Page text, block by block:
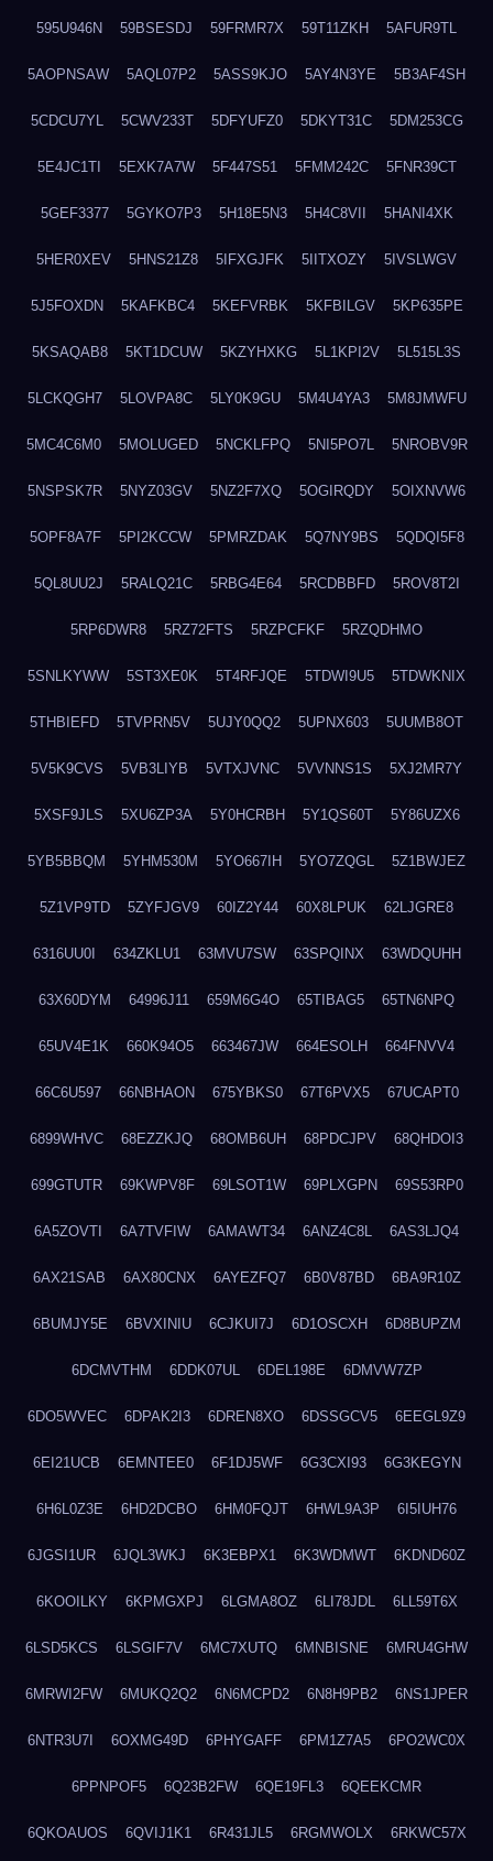
595U946N 59BSESDJ 59FRMR7X 59T11ZKH 5AFUR9TL
5AOPNSAW 5AQL07P2 5ASS9KJO 5AY4N3YE 5B3AF4SH
5CDCU7YL 5CWV233T 5DFYUFZ0 5DKYT31C 5DM253CG
5E4JC1TI 5EXK7A7W 5F447S51 5FMM242C 5FNR39CT
5GEF3377 5GYKO7P3 5H18E5N3 5H4C8VII 5HANI4XK
5HER0XEV 5HNS21Z8 5IFXGJFK 5IITXOZY 5IVSLWGV
5J5FOXDN 5KAFKBC4 5KEFVRBK 5KFBILGV 5KP635PE
5KSAQAB8 5KT1DCUW 5KZYHXKG 5L1KPI2V 5L515L3S
5LCKQGH7 5LOVPA8C 5LY0K9GU 5M4U4YA3 5M8JMWFU
5MC4C6M0 5MOLUGED 5NCKLFPQ 5NI5PO7L 5NROBV9R
5NSPSK7R 5NYZ03GV 5NZ2F7XQ 5OGIRQDY 5OIXNVW6
5OPF8A7F 5PI2KCCW 5PMRZDAK 5Q7NY9BS 5QDQI5F8
5QL8UU2J 5RALQ21C 5RBG4E64 5RCDBBFD 5ROV8T2I
5RP6DWR8 5RZ72FTS 5RZPCFKF 5RZQDHMO
5SNLKYWW 5ST3XE0K 5T4RFJQE 5TDWI9U5 5TDWKNIX
5THBIEFD 5TVPRN5V 5UJY0QQ2 5UPNX603 5UUMB8OT
5V5K9CVS 5VB3LIYB 5VTXJVNC 5VVNNS1S 5XJ2MR7Y
5XSF9JLS 5XU6ZP3A 5Y0HCRBH 5Y1QS60T 5Y86UZX6
5YB5BBQM 5YHM530M 5YO667IH 5YO7ZQGL 5Z1BWJEZ
5Z1VP9TD 5ZYFJGV9 60IZ2Y44 60X8LPUK 62LJGRE8
6316UU0I 634ZKLU1 63MVU7SW 63SPQINX 63WDQUHH
63X60DYM 64996J11 659M6G4O 65TIBAG5 65TN6NPQ
65UV4E1K 660K94O5 663467JW 664ESOLH 664FNVV4
66C6U597 66NBHAON 675YBKS0 67T6PVX5 67UCAPT0
6899WHVC 68EZZKJQ 68OMB6UH 68PDCJPV 68QHDOI3
699GTUTR 69KWPV8F 69LSOT1W 69PLXGPN 69S53RP0
6A5ZOVTI 6A7TVFIW 6AMAWT34 6ANZ4C8L 6AS3LJQ4
6AX21SAB 6AX80CNX 6AYEZFQ7 6B0V87BD 6BA9R10Z
6BUMJY5E 6BVXINIU 6CJKUI7J 6D1OSCXH 6D8BUPZM
6DCMVTHM 6DDK07UL 6DEL198E 6DMVW7ZP
6DO5WVEC 6DPAK2I3 6DREN8XO 6DSSGCV5 6EEGL9Z9
6EI21UCB 6EMNTEE0 6F1DJ5WF 6G3CXI93 6G3KEGYN
6H6L0Z3E 6HD2DCBO 6HM0FQJT 6HWL9A3P 6I5IUH76
6JGSI1UR 6JQL3WKJ 6K3EBPX1 6K3WDMWT 6KDND60Z
6KOOILKY 6KPMGXPJ 6LGMA8OZ 6LI78JDL 6LL59T6X
6LSD5KCS 6LSGIF7V 6MC7XUTQ 6MNBISNE 6MRU4GHW
6MRWI2FW 6MUKQ2Q2 6N6MCPD2 6N8H9PB2 6NS1JPER
6NTR3U7I 6OXMG49D 6PHYGAFF 6PM1Z7A5 6PO2WC0X
6PPNPOF5 6Q23B2FW 6QE19FL3 6QEEKCMR
6QKOAUOS 6QVIJ1K1 6R431JL5 6RGMWOLX 6RKWC57X